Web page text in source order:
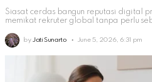
Siasat cerdas bangun reputasi digital
memikat rekruter global tanpa perlu
by Jati Sunarto June 5, 2026, 6:31 pm